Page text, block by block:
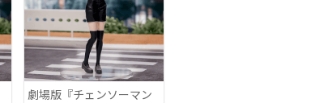
劇場版『チェンソーマン